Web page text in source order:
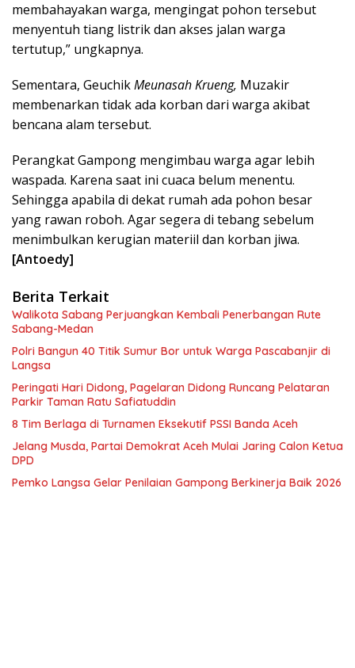
membahayakan warga, mengingat pohon tersebut
menyentuh tiang listrik dan akses jalan warga
tertutup,” ungkapnya.
Sementara, GeuchikMeunasah Krueng, Muzakir
membenarkan tidak ada korban dari warga akibat
bencana alam tersebut.
Perangkat Gampong mengimbau warga agar lebih
waspada. Karena saat ini cuaca belum menentu.
Sehingga apabila di dekat rumah ada pohon besar
yang rawan roboh. Agar segera di tebang sebelum
menimbulkan kerugian materiil dan korban jiwa.
[Antoedy]
Berita Terkait
Walikota Sabang Perjuangkan Kembali Penerbangan Rute
Sabang-Medan
Polri Bangun 40 Titik Sumur Bor untuk Warga Pascabanjir di
Langsa
Peringati Hari Didong, Pagelaran Didong Runcang Pelataran
Parkir Taman Ratu Safiatuddin
8 Tim Berlaga di Turnamen Eksekutif PSSI Banda Aceh
Jelang Musda, Partai Demokrat Aceh Mulai Jaring Calon Ketua
DPD
Pemko Langsa Gelar Penilaian Gampong Berkinerja Baik 2026